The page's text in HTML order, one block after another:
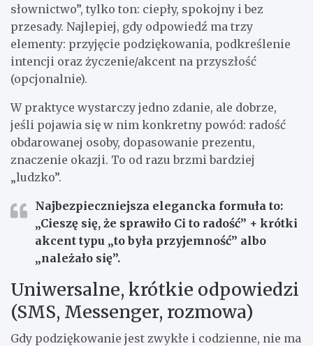
słownictwo”, tylko ton: ciepły, spokojny i bez
przesady. Najlepiej, gdy odpowiedź ma trzy
elementy: przyjęcie podziękowania, podkreślenie
intencji oraz życzenie/akcent na przyszłość
(opcjonalnie).
W praktyce wystarczy jedno zdanie, ale dobrze,
jeśli pojawia się w nim konkretny powód: radość
obdarowanej osoby, dopasowanie prezentu,
znaczenie okazji. To od razu brzmi bardziej
„ludzko”.
Najbezpieczniejsza elegancka formuła to:
„Cieszę się, że sprawiło Ci to radość” + krótki
akcent typu „to była przyjemność” albo
„należało się”.
Uniwersalne, krótkie odpowiedzi
(SMS, Messenger, rozmowa)
Gdy podziękowanie jest zwykłe i codzienne, nie ma